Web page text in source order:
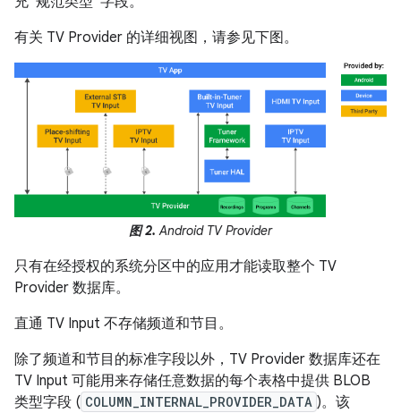
有关 TV Provider 的详细视图，请参见下图。
图 2. Android TV Provider
只有在经授权的系统分区中的应用才能读取整个 TV
Provider 数据库。
直通 TV Input 不存储频道和节目。
除了频道和节目的标准字段以外，TV Provider 数据库还在
TV Input 可能用来存储任意数据的每个表格中提供 BLOB
类型字段 ( COLUMN_INTERNAL_PROVIDER_DATA )。该